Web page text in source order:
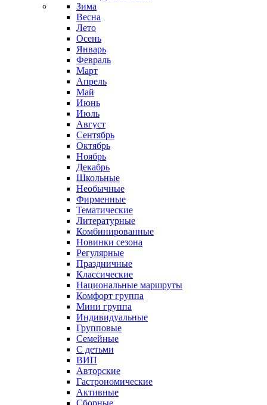
Зима
Весна
Лето
Осень
Январь
Февраль
Март
Апрель
Май
Июнь
Июль
Август
Сентябрь
Октябрь
Ноябрь
Декабрь
Школьные
Необычные
Фирменные
Тематические
Литературные
Комбинированные
Новинки сезона
Регулярные
Праздничные
Классические
Национальные маршруты
Комфорт группа
Мини группа
Индивидуальные
Групповые
Семейные
С детьми
ВИП
Авторские
Гастрономические
Активные
Сборные